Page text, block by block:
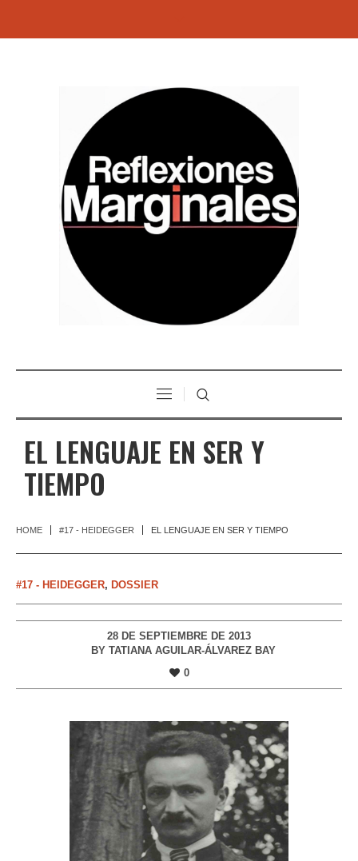
EL LENGUAJE EN SER Y
TIEMPO
HOME #17 - HEIDEGGER EL LENGUAJE EN SER Y TIEMPO
#17 - HEIDEGGER, DOSSIER
28 DE SEPTIEMBRE DE 2013
BY TATIANA AGUILAR-ÁLVAREZ BAY
0